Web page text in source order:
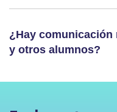
¿Hay
y otros alumnos?